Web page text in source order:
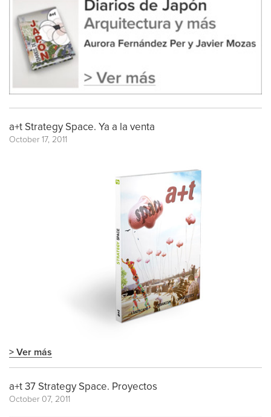
a+t Strategy Space. Ya a la venta
October 17, 2011
> Ver más
a+t 37 Strategy Space. Proyectos
October 07, 2011